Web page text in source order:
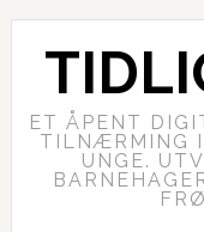
ET ÅPENT
TILNÆRMING I
UNGE.